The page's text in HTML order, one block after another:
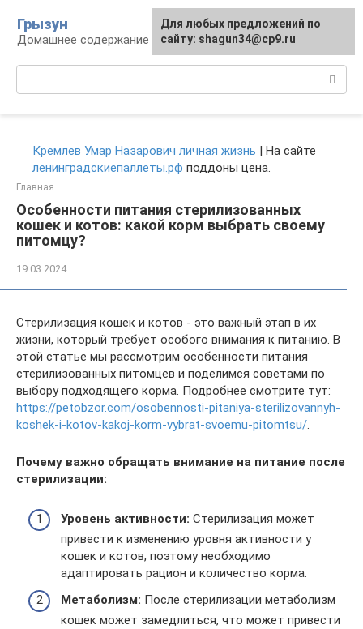
контенту
Грызун
Домашнее содержание грызунов
Кремлев Умар Назарович личная жизнь | На сайте
ленинградскиепаллеты.рф поддоны цена.
Главная
Особенности питания стерилизованных
кошек и котов: какой корм выбрать своему
питомцу?
19.03.2024
Стерилизация кошек и котов - это важный этап в их
жизни, который требует особого внимания к питанию. В
этой статье мы рассмотрим особенности питания
стерилизованных питомцев и поделимся советами по
выбору подходящего корма. Подробнее смотрите тут:
https://petobzor.com/osobennosti-pitaniya-sterilizovannyh-
koshek-i-kotov-kakoj-korm-vybrat-svoemu-pitomtsu/.
Почему важно обращать внимание на питание после
стерилизации:
Уровень активности: Стерилизация может
привести к изменению уровня активности у
кошек и котов, поэтому необходимо
адаптировать рацион и количество корма.
Метаболизм: После стерилизации метаболизм
кошек может замедлиться, что может привести
Для любых предложений по
сайту: shagun34@cp9.ru